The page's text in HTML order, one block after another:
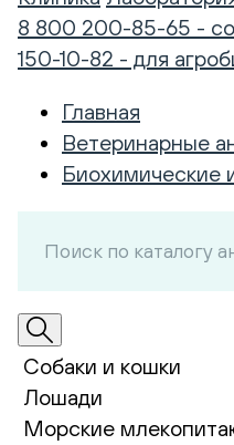
8 800 200-85-65 -
150-10-82 - для
Главная
Ветеринарные
Биохимические
Собаки и кошки
Лошади
Морские